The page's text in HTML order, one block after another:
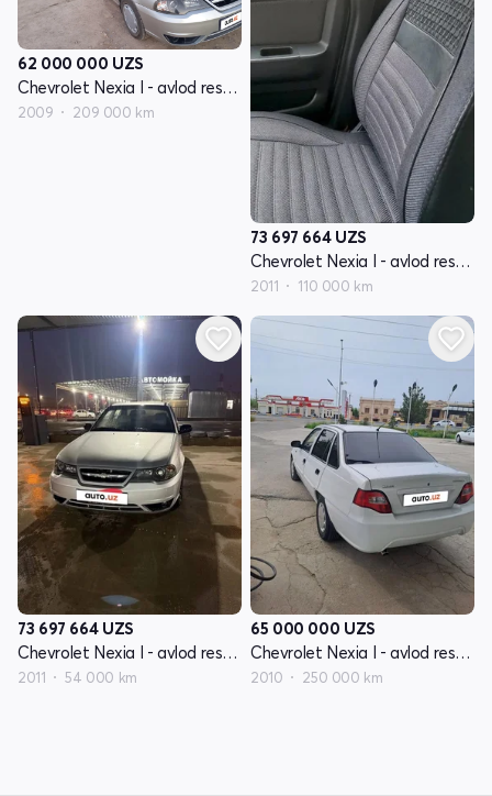
62 000 000 UZS
Chevrolet Nexia I - avlod restayling
2009 209 000 km
73 697 664 UZS
Chevrolet Nexia I - avlod restayling
2011 110 000 km
73 697 664 UZS
Chevrolet Nexia I - avlod restayling
2011 54 000 km
65 000 000 UZS
Chevrolet Nexia I - avlod restayling
2010 250 000 km